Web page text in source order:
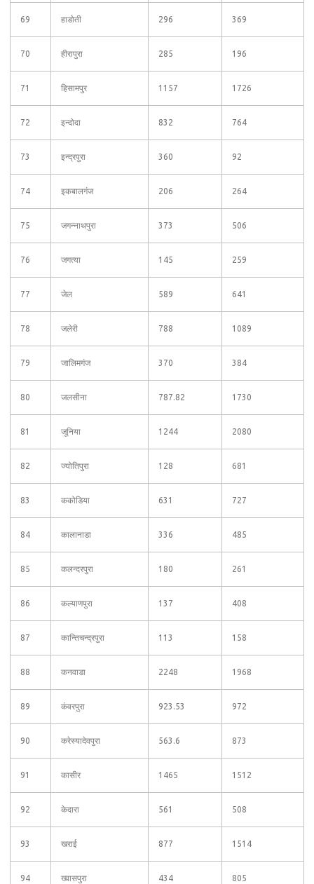
69 हाडोती 296 369
70 हीरापुरा 285 196
71 हिसामपुर 1157 1726
72 इन्दोदा 832 764
73 इन्द्रपुरा 360 92
74 इकबालगंज 206 264
75 जगन्नाथपुरा 373 506
76 जगत्या 145 259
77 जेल 589 641
78 जलेरी 788 1089
79 जालिमगंज 370 384
80 जलसीना 787.82 1730
81 जूनिया 1244 2080
82 ज्योतिपुरा 128 681
83 ककोडिया 631 727
84 कालानाडा 336 485
85 कलन्दरपुरा 180 261
86 कल्याणपुरा 137 408
87 कान्तिचन्द्रपुरा 113 158
88 कनवाडा 2248 1968
89 कंवरपुरा 923.53 972
90 करेस्यादेवपुरा 563.6 873
91 कासीर 1465 1512
92 केदारा 561 508
93 खराई 877 1514
94 ख्वासपुरा 434 805